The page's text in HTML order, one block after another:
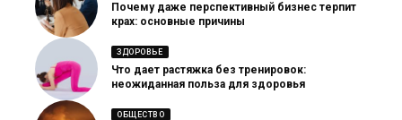
Почему даже перспективный бизнес терпит
крах: основные причины
ЗДОРОВЬЕ
Что дает растяжка без тренировок:
неожиданная польза для здоровья
ОБЩЕСТВО